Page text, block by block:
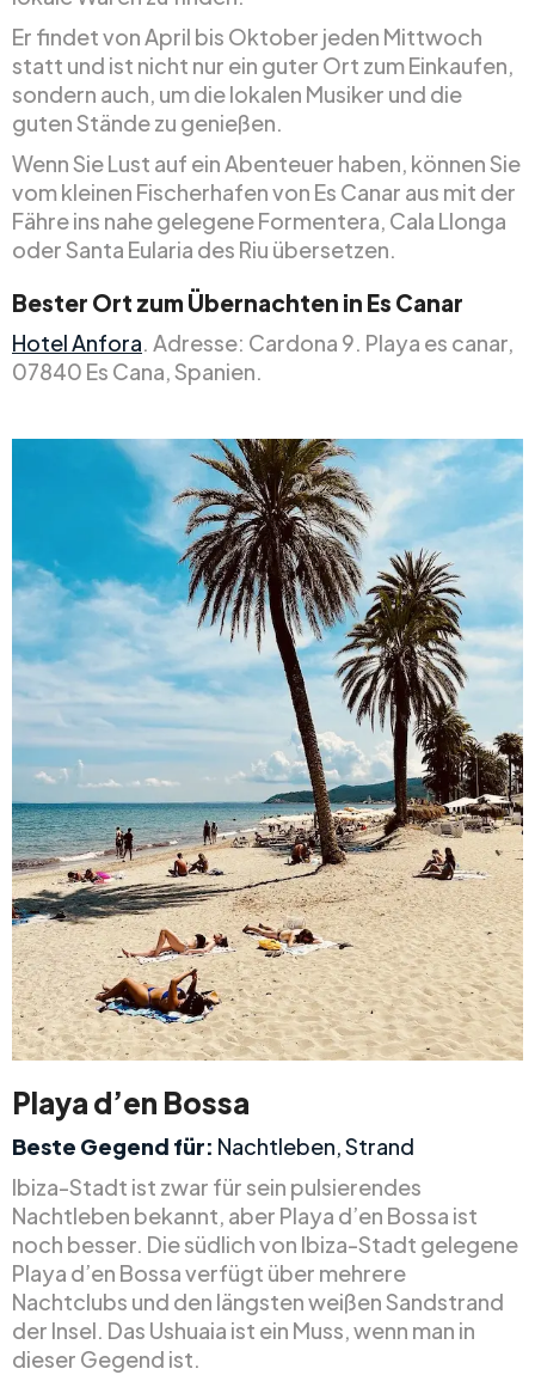
Er findet von April bis Oktober jeden Mittwoch
statt und ist nicht nur ein guter Ort zum Einkaufen,
sondern auch, um die lokalen Musiker und die
guten Stände zu genießen.
Wenn Sie Lust auf ein Abenteuer haben, können Sie
vom kleinen Fischerhafen von Es Canar aus mit der
Fähre ins nahe gelegene Formentera, Cala Llonga
oder Santa Eularia des Riu übersetzen.
Bester Ort zum Übernachten in Es Canar
Hotel Anfora. Adresse: Cardona 9. Playa es canar,
07840 Es Cana, Spanien.
Playa d’en Bossa
Beste Gegend für: Nachtleben, Strand
Ibiza-Stadt ist zwar für sein pulsierendes
Nachtleben bekannt, aber Playa d’en Bossa ist
noch besser. Die südlich von Ibiza-Stadt gelegene
Playa d’en Bossa verfügt über mehrere
Nachtclubs und den längsten weißen Sandstrand
der Insel. Das Ushuaia ist ein Muss, wenn man in
dieser Gegend ist.